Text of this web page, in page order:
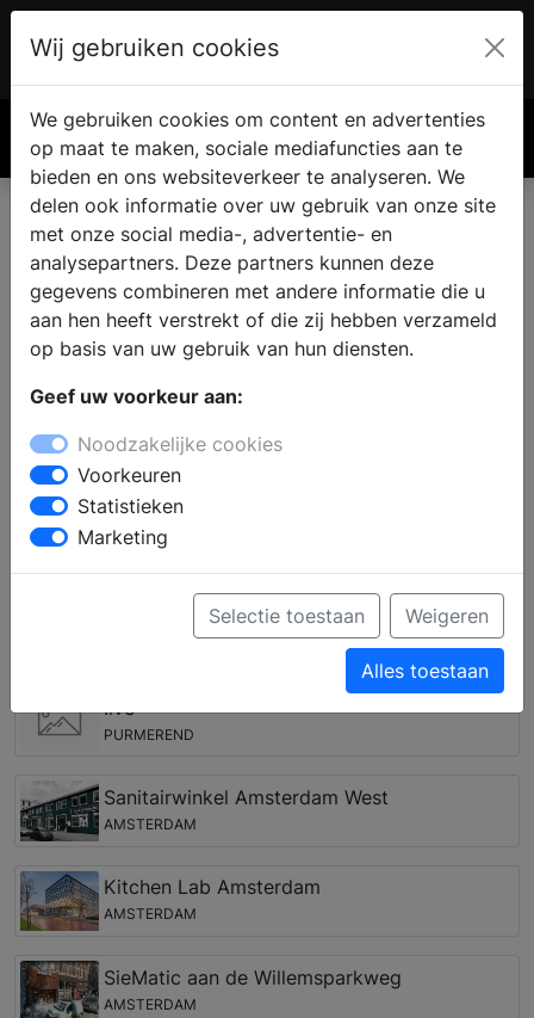
€ 0.00
Vind een nieuwe keuken in
Landsmeer
de keuken gaat verbouwen vindt u in de keukenwinkel
alle informatie en inspiratie voor een nieuwe keuken.
Welke keukenstijl past bij u en uw woning en wat zijn
de laatste keukentrends? Door middel van persoonlijk
advies van een ervaren medewerker kunt u een
complete keuken samenstellen en krijgt u deskundig
advies over inbouwapparatuur van verschillende
Keukenwinkels in de regio Landsmeer
Ilve
PURMEREND
Sanitairwinkel Amsterdam West
AMSTERDAM
Kitchen Lab Amsterdam
AMSTERDAM
SieMatic aan de Willemsparkweg
AMSTERDAM
Wij gebruiken cookies
We gebruiken cookies om content en advertenties
op maat te maken, sociale mediafuncties aan te
bieden en ons websiteverkeer te analyseren. We
delen ook informatie over uw gebruik van onze site
met onze social media-, advertentie- en
analysepartners. Deze partners kunnen deze
gegevens combineren met andere informatie die u
aan hen heeft verstrekt of die zij hebben verzameld
op basis van uw gebruik van hun diensten.
Geef uw voorkeur aan:
Noodzakelijke cookies
Voorkeuren
Statistieken
Marketing
Selectie toestaan Weigeren
Alles toestaan